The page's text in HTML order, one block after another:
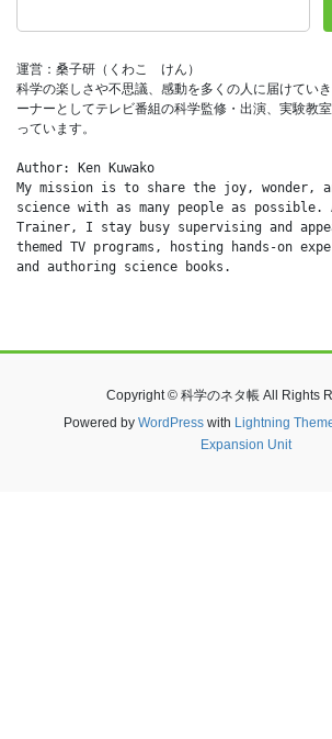
運営：桑子研（くわこ　けん）
科学の楽しさや不思議、感動を多くの人に届けてい
ーナーとしてテレビ番組の科学監修・出演、実験教
っています。
Author: Ken Kuwako
My mission is to share the joy, wonder,
science with as many people as possible.
Trainer, I stay busy supervising and
themed TV programs, hosting hands-on
and authoring science books.
Copyright © 科学のネタ帳 All Rights
Powered by WordPresswith Lightning
Expansion Unit